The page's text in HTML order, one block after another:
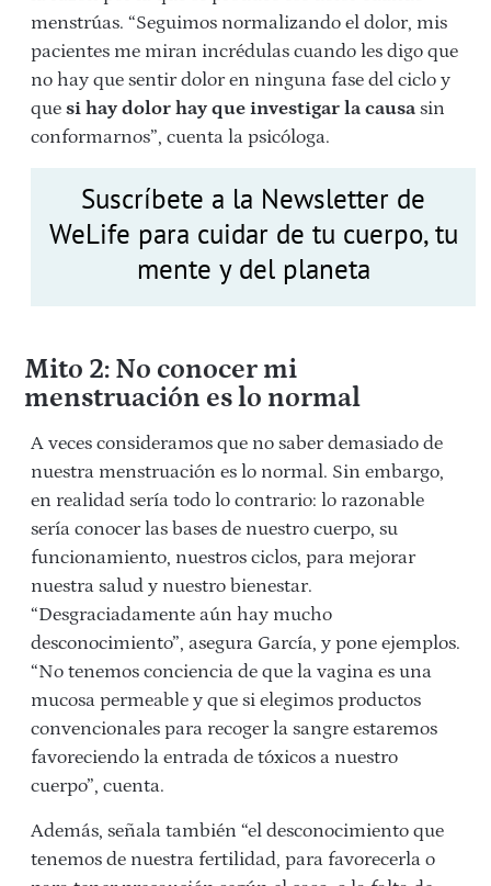
menstrúas. “Seguimos normalizando el dolor, mis
pacientes me miran incrédulas cuando les digo que
no hay que sentir dolor en ninguna fase del ciclo y
que si hay dolor hay que investigar la causa sin
conformarnos”, cuenta la psicóloga.
Suscríbete a la Newsletter de
WeLife para cuidar de tu cuerpo, tu
mente y del planeta
Mito 2: No conocer mi
menstruación es lo normal
A veces consideramos que no saber demasiado de
nuestra menstruación es lo normal. Sin embargo,
en realidad sería todo lo contrario: lo razonable
sería conocer las bases de nuestro cuerpo, su
funcionamiento, nuestros ciclos, para mejorar
nuestra salud y nuestro bienestar.
“Desgraciadamente aún hay mucho
desconocimiento”, asegura García, y pone ejemplos.
“No tenemos conciencia de que la vagina es una
mucosa permeable y que si elegimos productos
convencionales para recoger la sangre estaremos
favoreciendo la entrada de tóxicos a nuestro
cuerpo”, cuenta.
Además, señala también “el desconocimiento que
tenemos de nuestra fertilidad, para favorecerla o